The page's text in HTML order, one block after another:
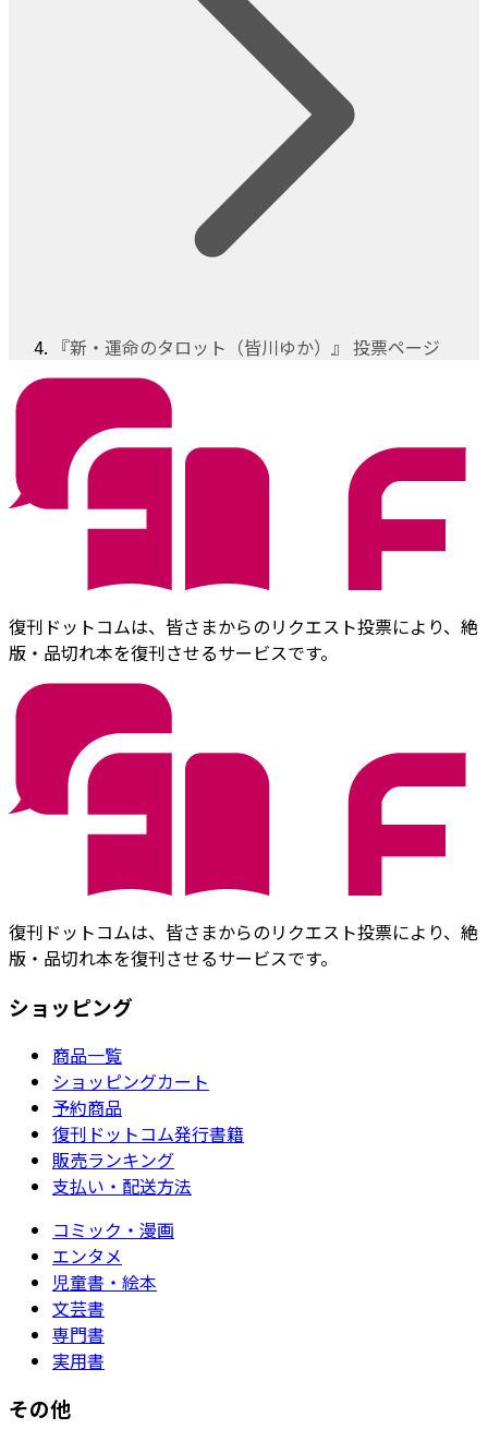
『新・運命のタロット（皆川ゆか）』 投票ページ
復刊ドットコムは、皆さまからのリクエスト投票により、絶
版・品切れ本を復刊させるサービスです。
復刊ドットコムは、皆さまからのリクエスト投票により、絶
版・品切れ本を復刊させるサービスです。
ショッピング
商品一覧
ショッピングカート
予約商品
復刊ドットコム発行書籍
販売ランキング
支払い・配送方法
コミック・漫画
エンタメ
児童書・絵本
文芸書
専門書
実用書
その他